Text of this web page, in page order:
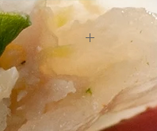
い。
注文下さい。